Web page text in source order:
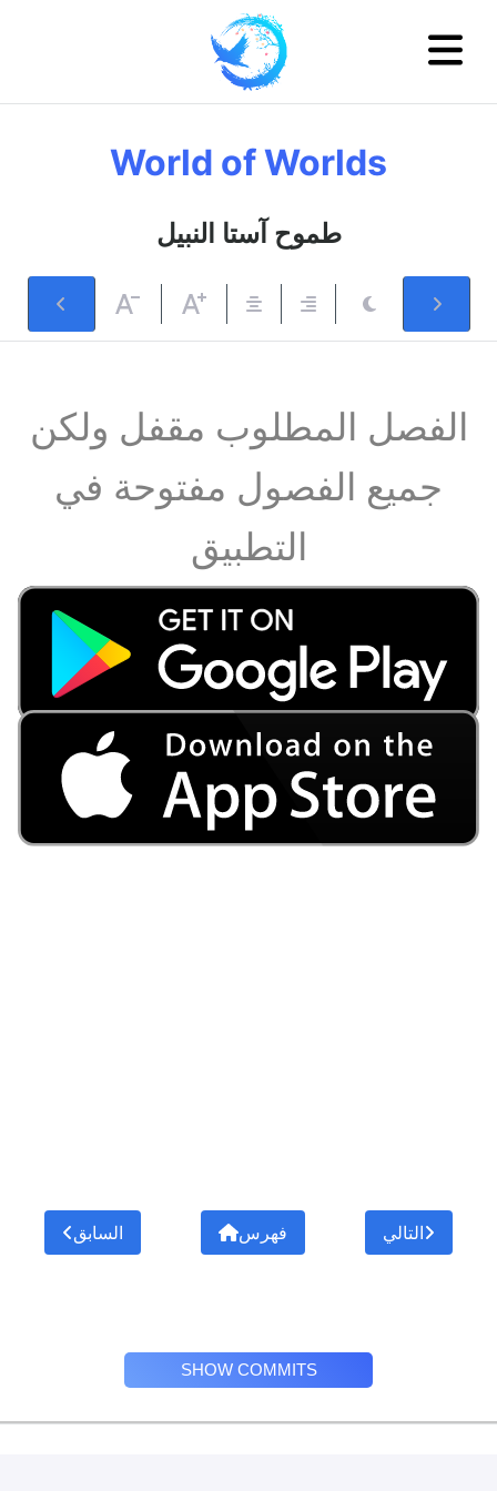
World of Worlds
طموح آستا النبيل
الفصل المطلوب مقفل ولكن
جميع الفصول مفتوحة في
التطبيق
السابق فهرس التالي
SHOW COMMITS